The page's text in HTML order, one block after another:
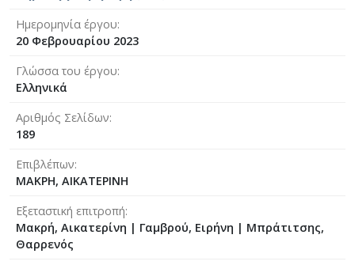
Ημερομηνία έργου
20 Φεβρουαρίου 2023
Γλώσσα του έργου
Ελληνικά
Αριθμός Σελίδων
189
Επιβλέπων
ΜΑΚΡΗ, ΑΙΚΑΤΕΡΙΝΗ
Εξεταστική επιτροπή
Μακρή, Αικατερίνη | Γαμβρού, Ειρήνη | Μπράτιτσης,
Θαρρενός